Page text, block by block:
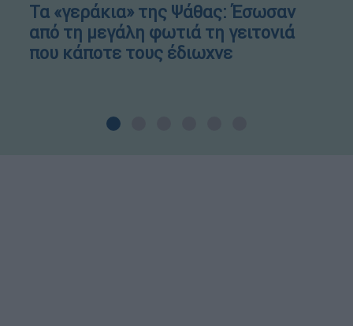
Τα «γεράκια» της Ψάθας: Έσωσαν
από τη μεγάλη φωτιά τη γειτονιά
που κάποτε τους έδιωχνε